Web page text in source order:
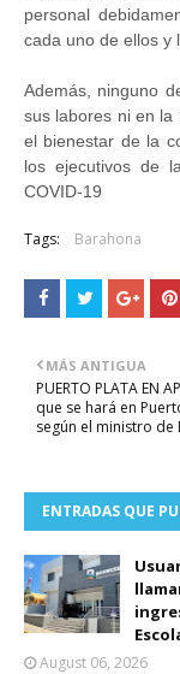
personal
cada uno de ellos y
Además, ninguno
sus labores ni en
el bienestar de la
los ejecutivos de
COVID-19
Tags: Barahona
MÁS ANTIGUA
PUERTO PLATA EN
que se hará en
según el ministro de
ENTRADAS QUE
August 06, 2026